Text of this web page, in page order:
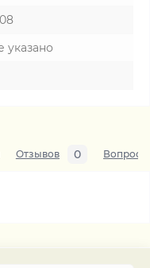
указано
Отзывов 0 Вопросы